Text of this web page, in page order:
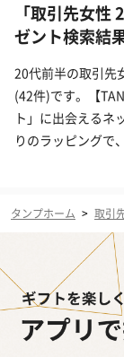
「取引先女
ゼント検索結
20代前半の取引先
(42件)です。【
ト」に出会えるネ
りのラッピングで
タンプホーム > 取引